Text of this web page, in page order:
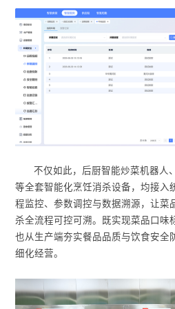
不仅如此，后厨智能炒菜机器人
等全套智能化烹饪消杀设备，均接入
程监控、参数调控与数据溯源，让菜
杀全流程可控可溯。既实现菜品口味
也从生产端夯实餐品品质与饮食安全
细化经营。